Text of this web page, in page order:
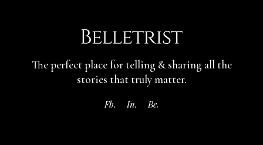
The perfect place for telling & sharing all the
stories that truly matter.
Fb. In. Be.